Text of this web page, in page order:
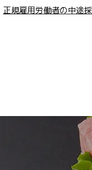
正規雇用労働者の中途